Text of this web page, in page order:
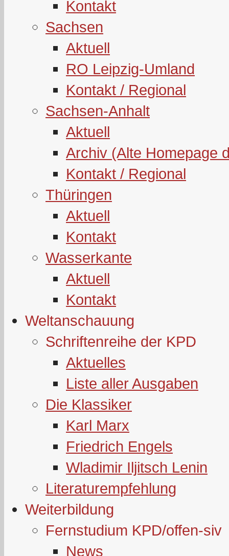
Kontakt
Sachsen
Aktuell
RO Leipzig-Umland
Kontakt / Regional
Sachsen-Anhalt
Aktuell
Archiv (Alte Homepage
Kontakt / Regional
Thüringen
Aktuell
Kontakt
Wasserkante
Aktuell
Kontakt
Weltanschauung
Schriftenreihe der KPD
Aktuelles
Liste aller Ausgaben
Die Klassiker
Karl Marx
Friedrich Engels
Wladimir Iljitsch Lenin
Literaturempfehlung
Weiterbildung
Fernstudium KPD/offen-siv
News